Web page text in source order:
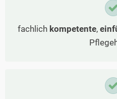
fachlich kompetente,